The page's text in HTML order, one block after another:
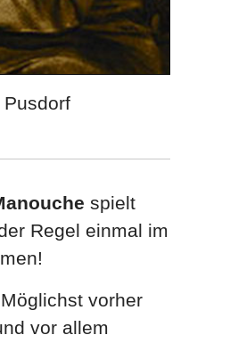
spielt
Regel einmal im
vorher
vor allem